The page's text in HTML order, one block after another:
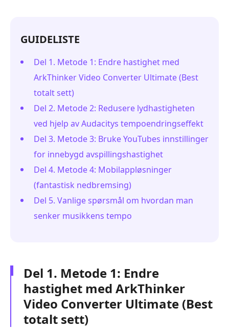
GUIDELISTE
Del 1. Metode 1: Endre hastighet med
ArkThinker Video Converter Ultimate (Best
totalt sett)
Del 2. Metode 2: Redusere lydhastigheten
ved hjelp av Audacitys tempoendringseffekt
Del 3. Metode 3: Bruke YouTubes innstillinger
for innebygd avspillingshastighet
Del 4. Metode 4: Mobilappløsninger
(fantastisk nedbremsing)
Del 5. Vanlige spørsmål om hvordan man
senker musikkens tempo
Del 1. Metode 1: Endre
hastighet med ArkThinker
Video Converter Ultimate (Best
totalt sett)